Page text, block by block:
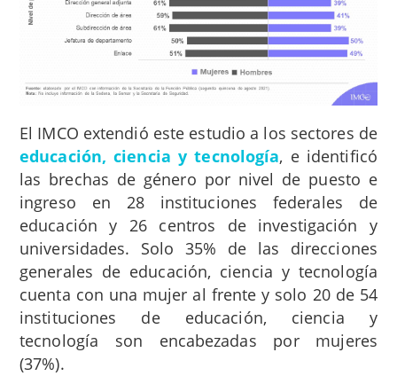
El IMCO extendió este estudio a los sectores de
educación, ciencia y tecnología, e identificó
las brechas de género por nivel de puesto e
ingreso en 28 instituciones federales de
educación y 26 centros de investigación y
universidades. Solo 35% de las direcciones
generales de educación, ciencia y tecnología
cuenta con una mujer al frente y solo 20 de 54
instituciones de educación, ciencia y
tecnología son encabezadas por mujeres
(37%).